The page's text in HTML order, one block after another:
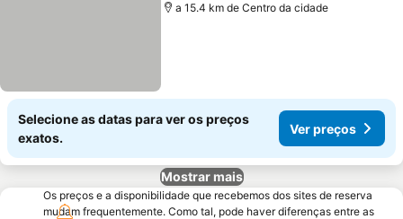
a 15.4 km de Centro da cidade
Selecione as datas para ver os preços
exatos.
Ver preços
Mostrar mais
Os preços e a disponibilidade que recebemos dos sites de reserva
mudam frequentemente. Como tal, pode haver diferenças entre as